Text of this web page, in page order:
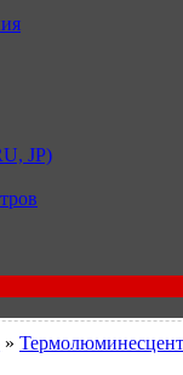
JP)
»